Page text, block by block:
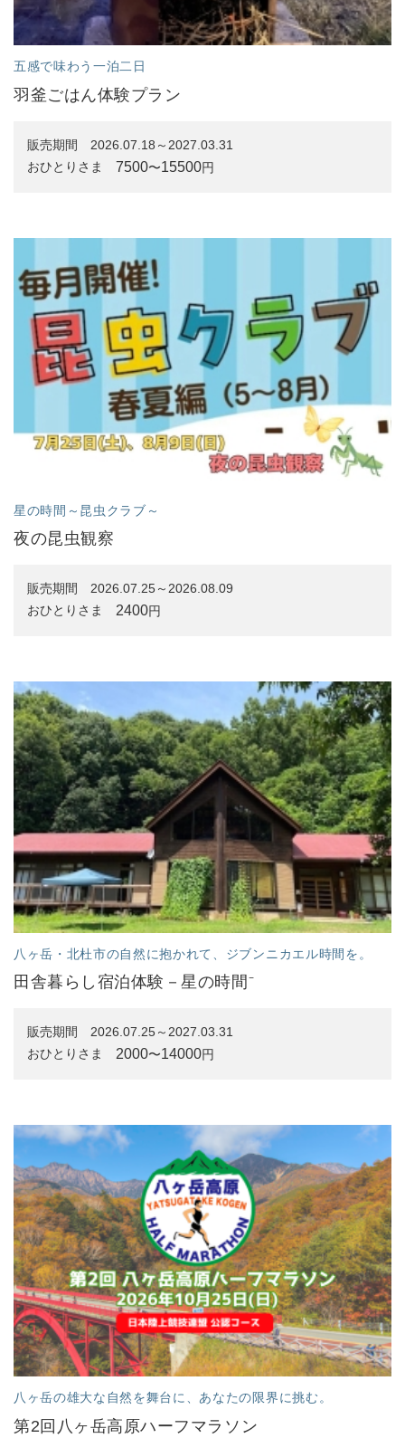
五感で味わう一泊二日
羽釜ごはん体験プラン
販売期間
2026.07.18～2027.03.31
おひとりさま
7500〜15500円
星の時間～昆虫クラブ～
夜の昆虫観察
販売期間
2026.07.25～2026.08.09
おひとりさま
2400円
八ヶ岳・北杜市の自然に抱かれて、ジブンニカエル時間を。
田舎暮らし宿泊体験－星の時間⁻
販売期間
2026.07.25～2027.03.31
おひとりさま
2000〜14000円
八ヶ岳の雄大な自然を舞台に、あなたの限界に挑む。
第2回八ヶ岳高原ハーフマラソン